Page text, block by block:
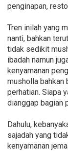
penginapan,
Tren inilah yang
nanti, bahkan
tidak sedikit
ibadah namun
kenyamanan
musholla bahkan
perhatian. Siapa
dianggap bagian
Dahulu,
sajadah yang
kenyamanan